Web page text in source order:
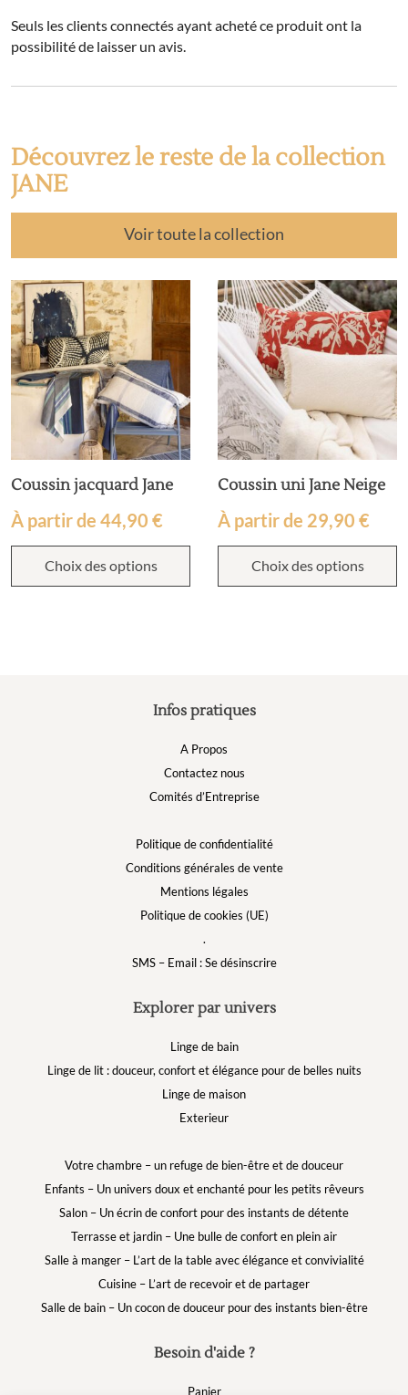
Seuls les clients connectés ayant acheté ce produit ont la
possibilité de laisser un avis.
Découvrez le reste de la collection
JANE
Voir toute la collection
Coussin jacquard Jane
À partir de 44,90 €
Choix des options
Coussin uni Jane Neige
À partir de 29,90 €
Choix des options
Besoin d'aide ?
Panier
Infos pratiques
A Propos
Contactez nous
Comités d’Entreprise
Politique de confidentialité
Conditions générales de vente
Mentions légales
Politique de cookies (UE)
.
SMS – Email : Se désinscrire
Explorer par univers
Linge de bain
Linge de lit : douceur, confort et élégance pour de belles nuits
Linge de maison
Exterieur
Votre chambre – un refuge de bien-être et de douceur
Enfants – Un univers doux et enchanté pour les petits rêveurs
Salon – Un écrin de confort pour des instants de détente
Terrasse et jardin – Une bulle de confort en plein air
Salle à manger – L’art de la table avec élégance et convivialité
Cuisine – L’art de recevoir et de partager
Salle de bain – Un cocon de douceur pour des instants bien-être